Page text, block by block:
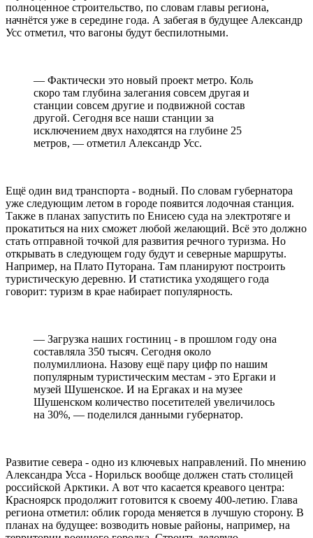
полноценное строительство, по словам главы региона,
начнётся уже в середине года. А забегая в будущее Александр
Усс отметил, что вагоны будут беспилотными.
— Фактически это новый проект метро. Коль
скоро там глубина залегания совсем другая и
станции совсем другие и подвижной состав
другой. Сегодня все наши станции за
исключением двух находятся на глубине 25
метров, — отметил Александр Усс.
Ещё один вид транспорта - водный. По словам губернатора
уже следующим летом в городе появится лодочная станция.
Также в планах запустить по Енисею суда на электротяге и
прокатиться на них сможет любой желающий. Всё это должно
стать отправной точкой для развития речного туризма. Но
открывать в следующем году будут и северные маршруты.
Например, на Плато Путорана. Там планируют построить
туристическую деревню. И статистика уходящего года
говорит: туризм в крае набирает популярность.
— Загрузка наших гостиниц - в прошлом году она
составляла 350 тысяч. Сегодня около
полумиллиона. Назову ещё пару цифр по нашим
популярным туристическим местам - это Ергаки и
музей Шушенское. И на Ергаках и на музее
Шушенском количество посетителей увеличилось
на 30%, — поделился данными губернатор.
Развитие севера - одно из ключевых направлений. По мнению
Александра Усса - Норильск вообще должен стать столицей
российской Арктики. А вот что касается креавого центра:
Красноярск продолжит готовится к своему 400-летию. Глава
региона отметил: облик города меняется в лучшую сторону. В
планах на будущее: возводить новые районы, например, на